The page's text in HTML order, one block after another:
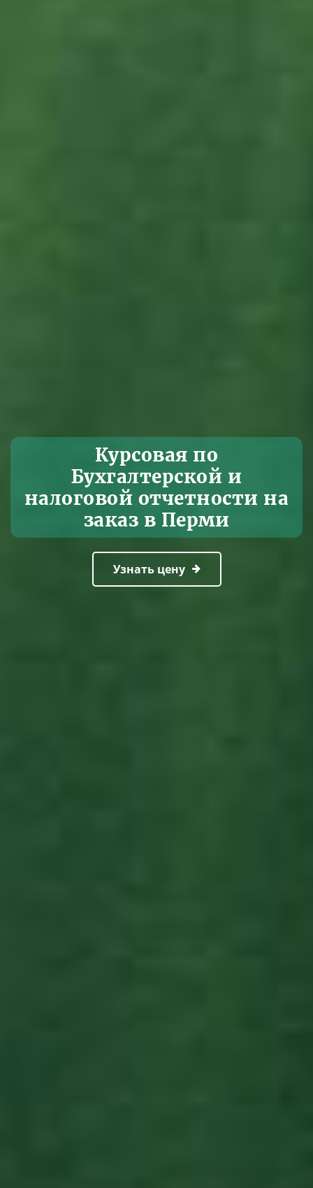
Курсовая по
Бухгалтерской и
налоговой отчетности на
заказ в Перми
Узнать цену